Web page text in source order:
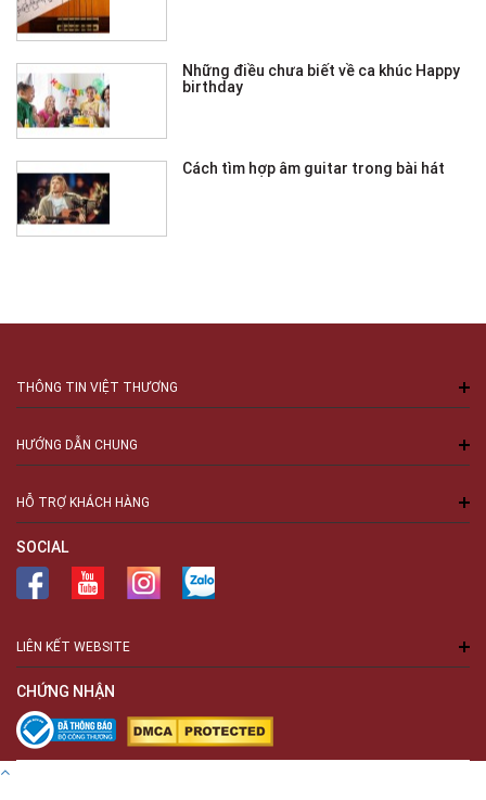
Những điều chưa biết về ca khúc Happy
birthday
Cách tìm hợp âm guitar trong bài hát
THÔNG TIN VIỆT THƯƠNG
HƯỚNG DẪN CHUNG
HỖ TRỢ KHÁCH HÀNG
SOCIAL
LIÊN KẾT WEBSITE
CHỨNG NHẬN